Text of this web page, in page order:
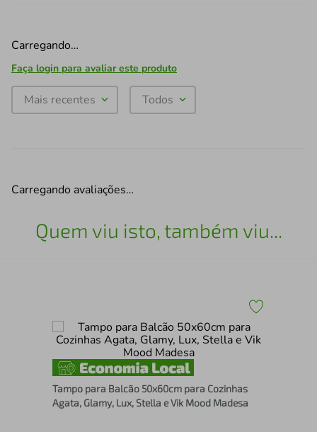
Carregando…
Faça login para avaliar este produto
Mais recentes Todos
Carregando avaliações…
Quem viu isto, também viu...
Tampo para Balcão 50x60cm para Cozinhas
Agata, Glamy, Lux, Stella e Vik Mood Madesa